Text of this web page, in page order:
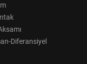
Diferansiyel